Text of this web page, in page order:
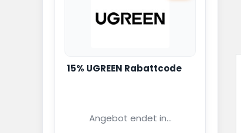
15% UGREEN Rabattcode
Angebot endet in...